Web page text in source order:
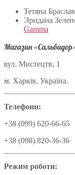
Тетяна
Эридана
Gamma
Магазин
вул. Мистецтв, 1
м. Харків, Україна.
Телефони:
+38 (099) 620-66-65
+38 (098) 820-36-36
Режим роботи: